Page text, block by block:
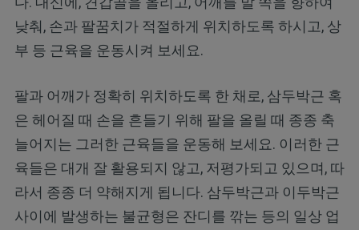
낮춰, 손과 팔꿈치가 적절하게 위치하도록 하시고, 상
부 등 근육을 운동시켜 보세요.
팔과 어깨가 정확히 위치하도록 한 채로, 삼두박근 혹
은 헤어질 때 손을 흔들기 위해 팔을 올릴 때 종종 축
늘어지는 그러한 근육들을 운동해 보세요. 이러한 근
육들은 대개 잘 활용되지 않고, 저평가되고 있으며, 따
라서 종종 더 약해지게 됩니다. 삼두박근과 이두박근
사이에 발생하는 불균형은 잔디를 깎는 등의 일상 업